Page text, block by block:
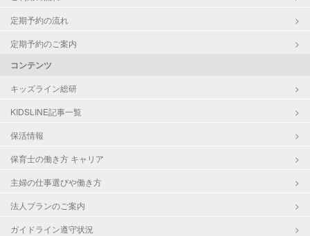
定期予約の流れ
定期予約のご案内
コンテンツ
キッズライン総研
KIDSLINE記事一覧
保活情報
保育士の働き方 キャリア
主婦の仕事選びや働き方
法人プランのご案内
ガイドライン遵守状況